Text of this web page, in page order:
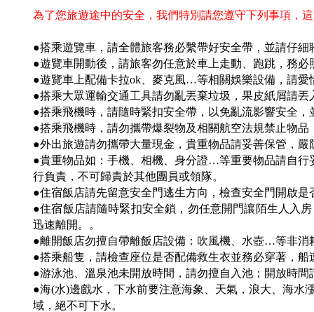
為了您旅遊途中的安全，我們特別請您遵守下列事項，
●搭乘遊覽車，請全體旅客務必繫帶好安全帶，並請仔
●遊覽車開動後，請旅客勿任意於車上走動、跑跳，務必
●遊覽車上配備卡拉ok、麥克風…等相關娛樂設備，請愛
●搭乘大眾運輸交通工具請勿亂丟棄垃圾，果皮紙屑請
●搭乘飛機時，請隨時緊扣安全帶，以免亂流影響安全
●搭乘飛機時，請勿攜帶爆裂物及相關航空法規禁止物
●外出旅遊請勿攜帶大量現金，貴重物品請妥善保管，嚴
●貴重物品如：手機、相機、身分證…等重要物品請自
行負責，不可歸責於其他團員或領隊。
●住宿飯店請先留意安全門逃生方向，檢查安全門開啟
●住宿飯店請隨時緊扣安全鎖，勿任意開門讓陌生人入
迅速離開。。
●離開飯店勿擅自帶離飯店設備：吹風機、水壺…等非消
●搭乘船隻，請檢查座位是否配備救生衣並務必穿著，
●游泳池、溫泉池未開放時間，請勿擅自入池；開放時
●海(水)邊戲水，下水前要注意海象、天氣，浪大、海水
域，絕不可下水。